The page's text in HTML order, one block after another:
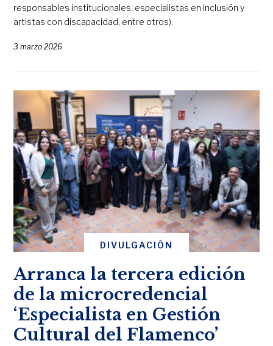
responsables institucionales, especialistas en inclusión y
artistas con discapacidad, entre otros).
3 marzo 2026
DIVULGACIÓN
Arranca la tercera edición
de la microcredencial
‘Especialista en Gestión
Cultural del Flamenco’